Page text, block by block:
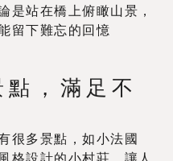
是站在橋上俯瞰山景，
留下難忘的回憶
，滿足不
很多景點，如小法國